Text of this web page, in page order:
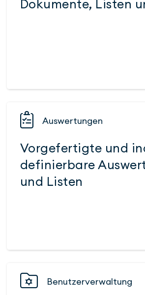
Dokumente, Listen
Auswer­tungen
Vorgefertigte und
de­fi­nier­bare
und Listen
Benutzer­verwaltung